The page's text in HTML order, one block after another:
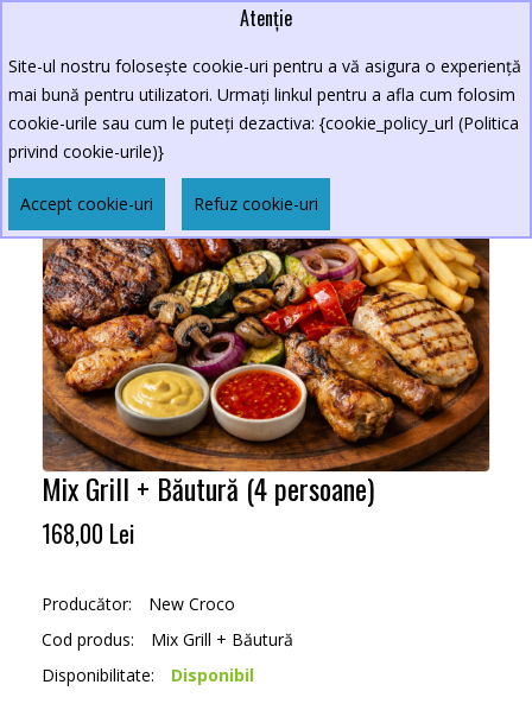
Atenție
Site-ul nostru folosește cookie-uri pentru a vă asigura o experiență
mai bună pentru utilizatori. Urmați linkul pentru a afla cum folosim
cookie-urile sau cum le puteți dezactiva: {cookie_policy_url (Politica
privind cookie-urile)}
Accept cookie-uri Refuz cookie-uri
Mix Grill + Băutură (4 persoane)
168,00 Lei
Producător:
New Croco
Cod produs:
Mix Grill + Băutură
Disponibilitate:
Disponibil